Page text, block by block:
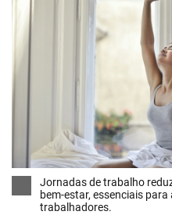
Jornadas de trabalho
bem-estar, essenciais
trabalhadores.